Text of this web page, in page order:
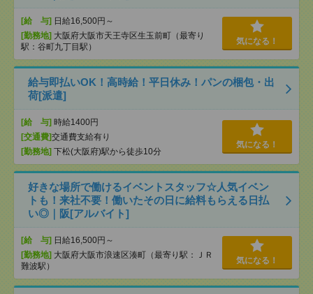
[給 与] 日給16,500円～
[勤務地] 大阪府大阪市天王寺区生玉前町（最寄り
駅：谷町九丁目駅）
気になる！
給与即払いOK！高時給！平日休み！パンの梱包・出
荷[派遣]
[給 与] 時給1400円
[交通費]交通費支給有り
[勤務地] 下松(大阪府)駅から徒歩10分
気になる！
好きな場所で働けるイベントスタッフ☆人気イベン
トも！来社不要！働いたその日に給料もらえる日払
い◎｜阪[アルバイト]
[給 与] 日給16,500円～
[勤務地] 大阪府大阪市浪速区湊町（最寄り駅：ＪＲ
難波駅）
気になる！